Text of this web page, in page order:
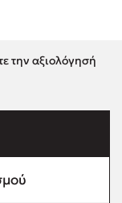
την αξιολόγησή